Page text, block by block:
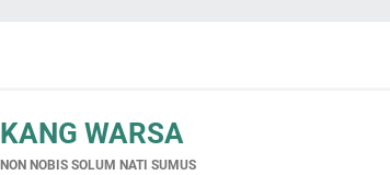
KANG WARSA
NON NOBIS SOLUM NATI SUMUS